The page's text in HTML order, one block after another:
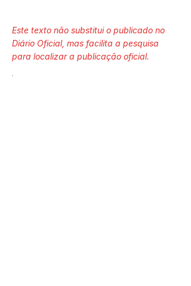
Este texto não substitui o publicado no
Diário Oficial, mas facilita a pesquisa
para localizar a publicação oficial.